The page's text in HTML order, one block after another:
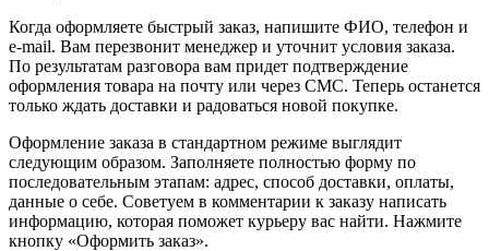
Когда оформляете быстрый заказ, напишите ФИО, телефон и
e-mail. Вам перезвонит менеджер и уточнит условия заказа.
По результатам разговора вам придет подтверждение
оформления товара на почту или через СМС. Теперь останется
только ждать доставки и радоваться новой покупке.
Оформление заказа в стандартном режиме выглядит
следующим образом. Заполняете полностью форму по
последовательным этапам: адрес, способ доставки, оплаты,
данные о себе. Советуем в комментарии к заказу написать
информацию, которая поможет курьеру вас найти. Нажмите
кнопку «Оформить заказ».